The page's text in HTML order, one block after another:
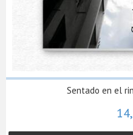
Sentado en el